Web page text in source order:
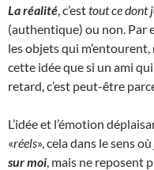
La réalité , c’esttout ce dont
(authentique) ou non. Par
les objets qui
cette idée que si un ami
retard, c’est peut-être
L’idée et l’émotion
«réels», cela dans le sens où
sur moi , mais ne reposent